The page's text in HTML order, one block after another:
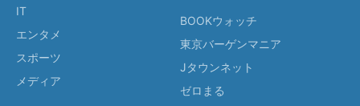
IT
エンタメ
スポーツ
メディア
BOOKウォッチ
東京バーゲンマニア
Jタウンネット
ゼロまる